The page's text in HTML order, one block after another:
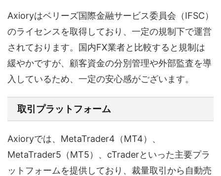
Axioryはベリーズ国際金融サービス委員会（IFSC）
のライセンスを取得しており、一定の規制下で運営
されております。国内FX業者と比較すると規制は
緩やかですが、顧客資金の分別管理や外部監査を導
入しているため、一定の安心感がございます。
取引プラットフォーム
Axioryでは、MetaTrader4（MT4）、
MetaTrader5（MT5）、cTraderといった主要プラ
ットフォームを提供しており、裁量取引から自動売